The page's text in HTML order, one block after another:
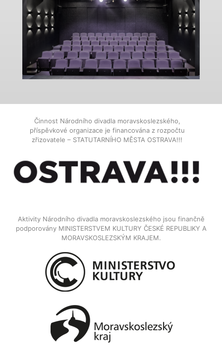
Činnost Národního divadla moravskoslezského,
příspěvkové organizace je financována z rozpočtu
zřizovatele – STATUTARNÍHO MĚSTA OSTRAVA!!!
Aktivity Národního divadla moravskoslezského jsou finančně
podporovány MINISTERSTVEM KULTURY ČESKÉ REPUBLIKY A
MORAVSKOSLEZSKÝM KRAJEM.